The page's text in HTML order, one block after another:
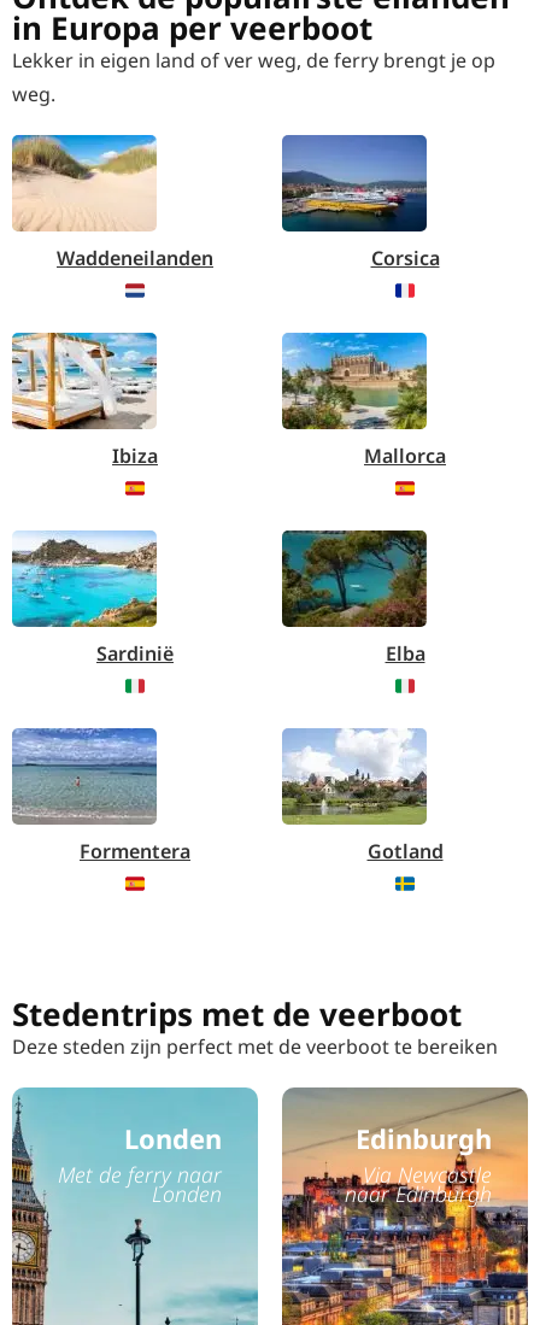
in Europa per veerboot
Lekker in eigen land of ver weg, de ferry brengt je op
weg.
Waddeneilanden
Ibiza
Corsica
Mallorca
Sardinië
Formentera
Elba
Gotland
Stedentrips met de veerboot
Deze steden zijn perfect met de veerboot te bereiken
Londen
Met de ferry naar
Londen
Edinburgh
Via Newcastle
naar Edinburgh